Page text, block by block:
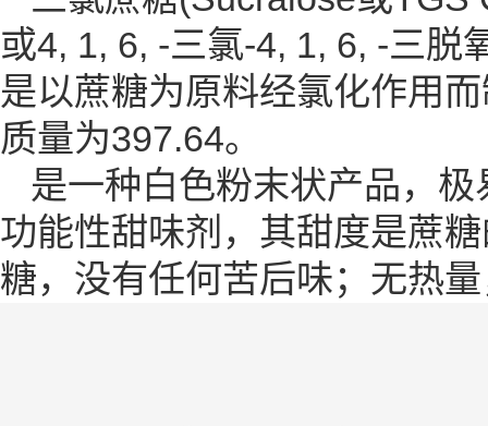
或4, 1, 6, -三氯-4, 1, 6, -三
是以蔗糖为原料经氯化作用
质量为397.64。
是一种白色粉末状产品，极
功能性甜味剂，其甜度是蔗
糖，没有任何苦后味；无热